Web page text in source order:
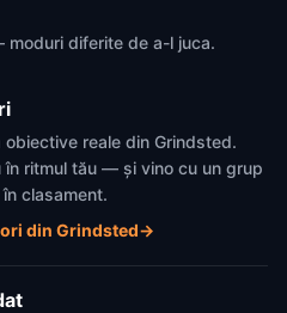
diferite de a-l juca.
reale din Grindsted.
ritmul tău — și vino cu un grup
clasament.
din Grindsted→